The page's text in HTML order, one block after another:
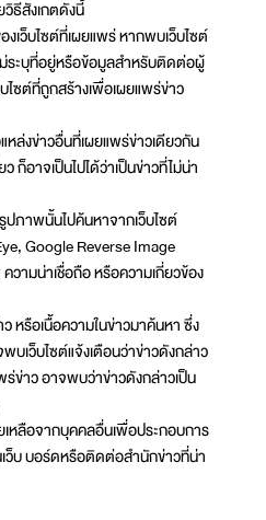
วิธีสังเกตดังนี้
เว็บไซต์ที่เผยแพร่ หากพบเว็บไซต์
ระบุที่อยู่หรือข้อมูลสำหรับติดต่อผู้
บไซต์ที่ถูกสร้างเพื่อเผยแพร่ข่าว
ล่งข่าวอื่นที่เผยแพร่ข่าวเดียวกัน
ก็อาจเป็นไปได้ว่าเป็นข่าวที่ไม่น่า
ภาพนั้นไปค้นหาจากเว็บไซต์
Google Reverse Image
ามน่าเชื่อถือ หรือความเกี่ยวข้อง
หรือเนื้อความในข่าวมาค้นหา ซึ่ง
เว็บไซต์แจ้งเตือนว่าข่าวดังกล่าว
ข่าว อาจพบว่าข่าวดังกล่าวเป็น
ลือจากบุคคลอื่นเพื่อประกอบการ
บ บอร์ดหรือติดต่อสำนักข่าวที่น่า